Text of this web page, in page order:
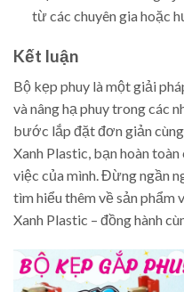
từ các chuyên gia hoặc
Kết luận
Bộ kẹp phuy là một giải
và nâng hạ phuy trong các
bước lắp đặt đơn giản
Xanh Plastic, bạn hoàn
việc của mình. Đừng ngần
tìm hiểu thêm về sản phẩm
Xanh Plastic – đồng hành